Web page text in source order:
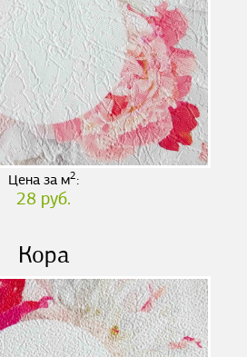
Цена за м2:
28 руб.
Кора